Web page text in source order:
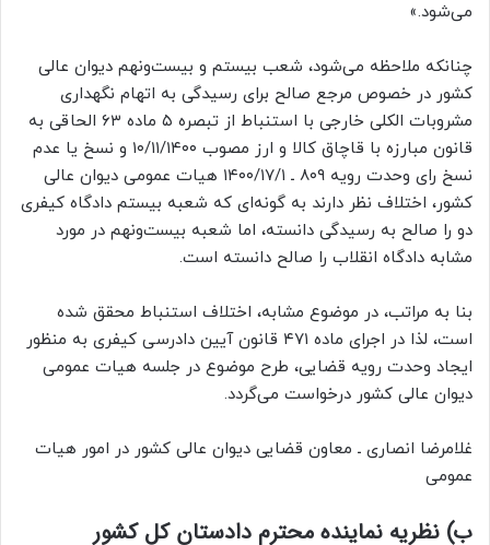
می‌شود.»
چنانکه ملاحظه می‌شود، شعب بیستم و بیست‌ونهم دیوان عالی
کشور در خصوص مرجع صالح برای رسیدگی به اتهام نگهداری
مشروبات الکلی خارجی با استنباط از تبصره ۵ ماده ۶۳ الحاقی به
قانون مبارزه با قاچاق کالا و ارز مصوب ۱۰/۱۱/۱۴۰۰ و نسخ یا عدم
نسخ رای وحدت رویه ۸۰۹ ـ ۱۴۰۰/۱۷/۱ هیات عمومی دیوان عالی
کشور، اختلاف نظر دارند به گونه‌ای که شعبه بیستم دادگاه کیفری
دو را صالح به رسیدگی دانسته، اما شعبه بیست‌ونهم در مورد
مشابه دادگاه انقلاب را صالح دانسته است.
بنا به مراتب، در موضوع مشابه، اختلاف استنباط محقق شده
است، لذا در اجرای ماده ۴۷۱ قانون آیین دادرسی کیفری به منظور
ایجاد وحدت رویه قضایی، طرح موضوع در جلسه هیات عمومی
دیوان عالی کشور درخواست می‌گردد.
غلامرضا انصاری ـ معاون قضایی دیوان عالی کشور در امور هیات
عمومی
ب) نظریه نماینده محترم دادستان کل کشور